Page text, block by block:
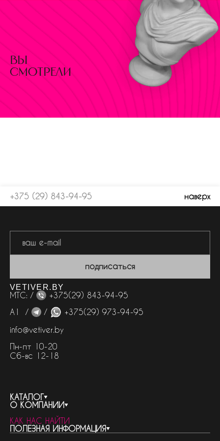
вы
смотрели
+375 (29) 843-94-95 наверх
подписаться
VETIVER.BY
МТС: /
+375(29) 843-94-95
А1 /
/
+375(29) 973-94-95
info@vetiver.by
Пн-пт 10-20
Сб-вс 12-18
КАТАЛОГ
весь каталог
бренды
женская парфюмерия
О КОМПАНИИ
контакты
о компании
КАК НАС НАЙТИ
ПОЛЕЗНАЯ ИНФОРМАЦИЯ